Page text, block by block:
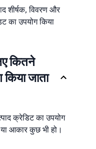
शीर्षक, विवरण और
का उपयोग किया
कितने
जाता
क्रेडिट का उपयोग
या आकार कुछ भी हो।